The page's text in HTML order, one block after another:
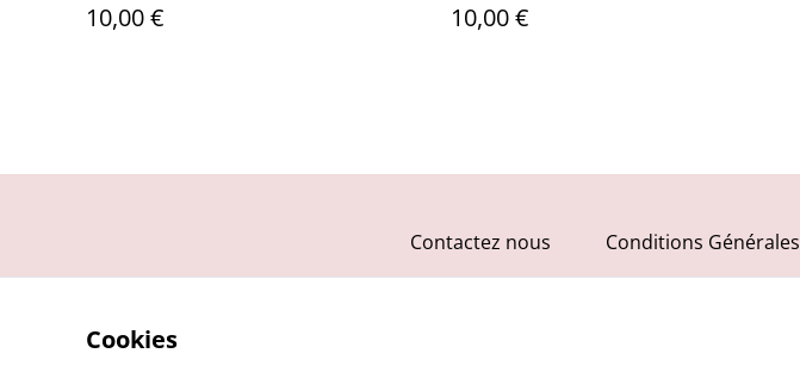
10,00 €
10,00 €
Contactez nous Conditions Générales
Cookies